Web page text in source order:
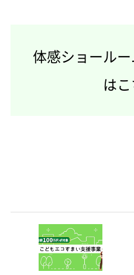
体感ショール
は